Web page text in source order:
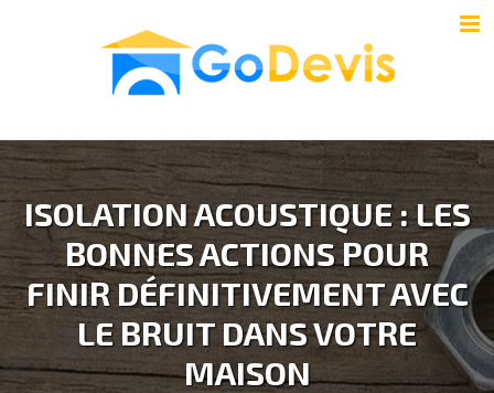
ISOLATION ACOUSTIQUE : LES
BONNES ACTIONS POUR
FINIR DÉFINITIVEMENT AVEC
LE BRUIT DANS VOTRE
MAISON